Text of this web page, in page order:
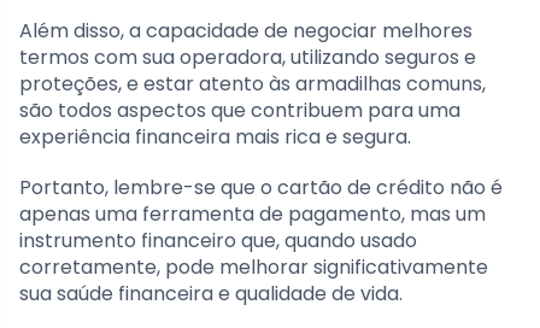
Além disso, a capacidade de negociar melhores
termos com sua operadora, utilizando seguros e
proteções, e estar atento às armadilhas comuns,
são todos aspectos que contribuem para uma
experiência financeira mais rica e segura.
Portanto, lembre-se que o cartão de crédito não é
apenas uma ferramenta de pagamento, mas um
instrumento financeiro que, quando usado
corretamente, pode melhorar significativamente
sua saúde financeira e qualidade de vida.